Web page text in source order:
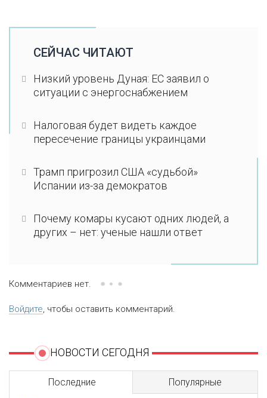
СЕЙЧАС ЧИТАЮТ
Низкий уровень Дуная: ЕС заявил о
ситуации с энергоснабжением
Налоговая будет видеть каждое
пересечение границы украинцами
Трамп пригрозил США «судьбой»
Испании из-за демократов
Почему комары кусают одних людей, а
других – нет: ученые нашли ответ
Комментариев нет.
Войдите, чтобы оставить комментарий.
НОВОСТИ СЕГОДНЯ
Последние Популярные